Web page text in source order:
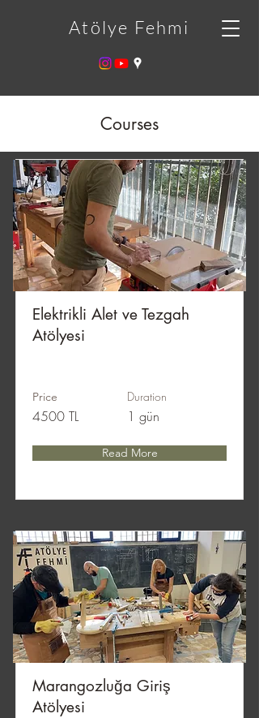
Atölye Fehmi
Courses
Elektrikli Alet ve Tezgah
Atölyesi
Price
4500 TL
Duration
1 gün
Read More
Marangozluğa Giriş
Atölyesi